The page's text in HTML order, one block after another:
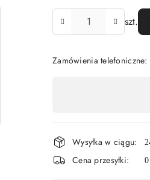
szt.
Zamówienia telefoniczne:
płatność
i
dostawa
Wysyłka w ciągu:
Cena przesyłki: 0